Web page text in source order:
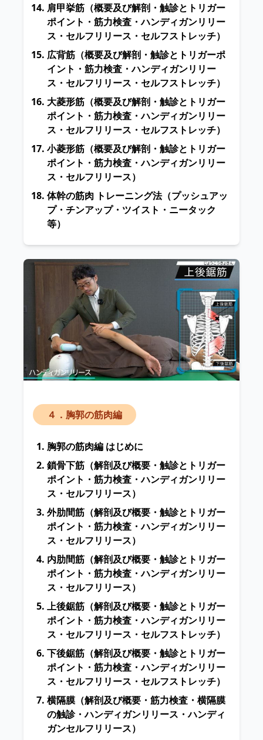
肩甲挙筋 （概要及び解剖・触診とトリガー
ポイント・筋力検査・ハンディガンリリー
ス・セルフリリース・セルフストレッチ）
広背筋 （概要及び解剖・触診とトリガーポ
イント・筋力検査・ハンディガンリリー
ス・セルフリリース・セルフストレッチ）
大菱形筋 （概要及び解剖・触診とトリガー
ポイント・筋力検査・ハンディガンリリー
ス・セルフリリース・セルフストレッチ）
小菱形筋 （概要及び解剖・触診とトリガー
ポイント・筋力検査・ハンディガンリリー
ス・セルフリリース）
体幹の筋肉 トレーニング法（プッシュアッ
プ・チンアップ・ツイスト・ニータック
等）
４．胸郭の筋肉編
胸郭の筋肉編 はじめに
鎖骨下筋 （解剖及び概要・触診とトリガー
ポイント・筋力検査・ハンディガンリリー
ス・セルフリリース）
外肋間筋 （解剖及び概要・触診とトリガー
ポイント・筋力検査・ハンディガンリリー
ス・セルフリリース）
内肋間筋 （解剖及び概要・触診とトリガー
ポイント・筋力検査・ハンディガンリリー
ス・セルフリリース）
上後鋸筋 （解剖及び概要・触診とトリガー
ポイント・筋力検査・ハンディガンリリー
ス・セルフリリース・セルフストレッチ）
下後鋸筋 （解剖及び概要・触診とトリガー
ポイント・筋力検査・ハンディガンリリー
ス・セルフリリース・セルフストレッチ）
横隔膜 （解剖及び概要・筋力検査・横隔膜
の触診・ハンディガンリリース・ハンディ
ガンセルフリリース）